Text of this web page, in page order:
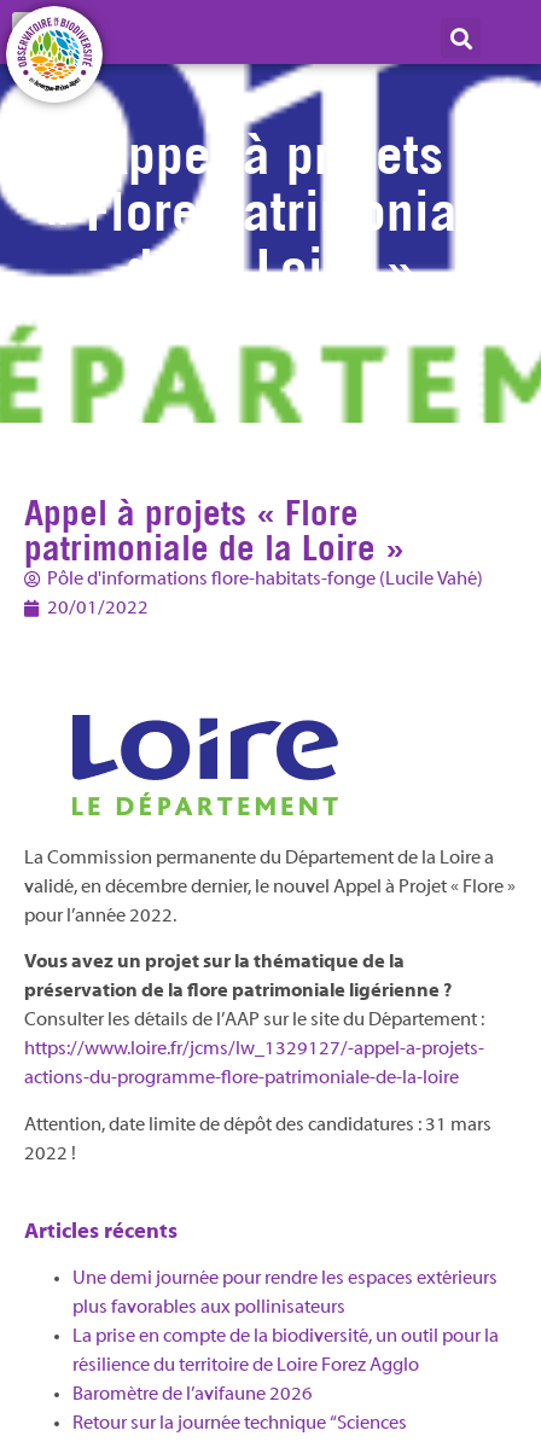
Appel à projets
« Flore patrimoniale
de la Loire »
Appel à projets « Flore
patrimoniale de la Loire »
Pôle d'informations flore-habitats-fonge (Lucile Vahé)
20/01/2022
La Commission permanente du Département de la Loire a
validé, en décembre dernier, le nouvel Appel à Projet « Flore »
pour l’année 2022.
Vous avez un projet sur la thématique de la
préservation de la flore patrimoniale ligérienne ?
Consulter les détails de l’AAP sur le site du Département :
https://www.loire.fr/jcms/lw_1329127/-appel-a-projets-
actions-du-programme-flore-patrimoniale-de-la-loire
Attention, date limite de dépôt des candidatures : 31 mars
2022 !
Articles récents
Une demi journée pour rendre les espaces extérieurs
plus favorables aux pollinisateurs
La prise en compte de la biodiversité, un outil pour la
résilience du territoire de Loire Forez Agglo​
Baromètre de l’avifaune 2026
Retour sur la journée technique “Sciences